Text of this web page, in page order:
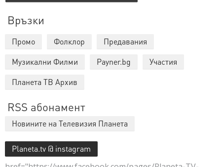
Връзки
Промо Фолклор
Предавания
Музикални Филми
Payner.bg
Участия
Планета ТВ Архив
RSS абонамент
Новините на Телевизия Планета
Planeta.tv @ instagram